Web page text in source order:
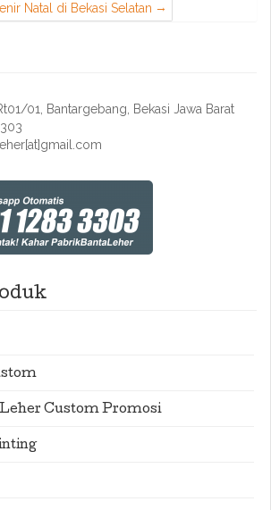
Natal di Bekasi Selatan
01, Bantargebang, Bekasi Jawa Barat
Custom Promosi